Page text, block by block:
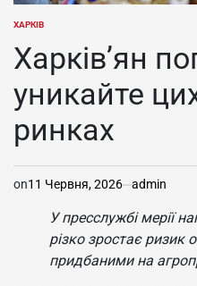
ОПУБЛІКУВАТИ
ХАРКІВ
Харків’ян
уникайте
ринках
on11 Червня, 2026 admin
У пресслужбі мерії
різко зростає ризик
придбаними на